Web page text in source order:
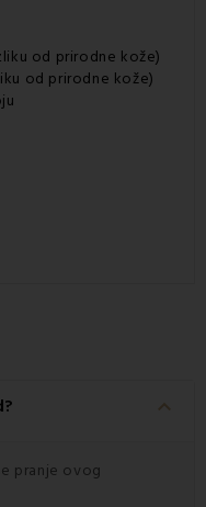
od prirodne kože)
od prirodne kože)
keyboard_arrow_down
pranje ovog